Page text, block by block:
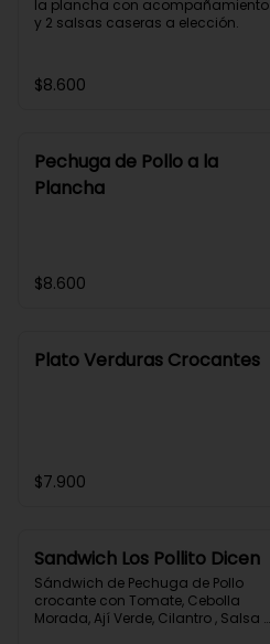
la plancha con acompañamiento
y 2 salsas caseras a elección.
$8.600
Pechuga de Pollo a la
Plancha
$8.600
Plato Verduras Crocantes
$7.900
Sandwich Los Pollito Dicen
Sándwich de Pechuga de Pollo
crocante con Tomate, Cebolla
Morada, Ají Verde, Cilantro , Salsa